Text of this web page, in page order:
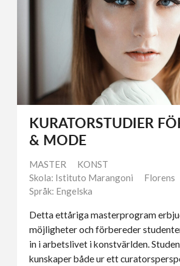
KURATORSTUDIER
& MODE
MASTER
KONST
Skola: Istituto Marangoni
Florens
Språk: Engelska
Detta ettåriga masterprogram
möjligheter och förbereder
in i arbetslivet i konstvärlden.
kunskaper både ur ett